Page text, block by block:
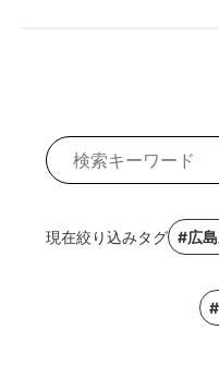
現在絞り込みタグ #広